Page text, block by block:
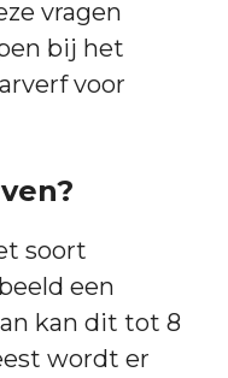
vragen
bij het
voor
soort
een
kan dit tot 8
wordt er